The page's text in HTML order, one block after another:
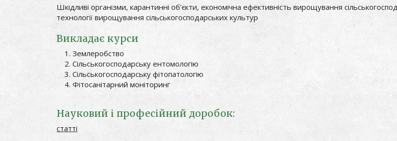
Шкідливі організми, карантинні об’єкти, економічна ефективність вирощування
технології вирощування сільськогосподарських культур
Викладає курси
Землеробство
Сільськогосподарську ентомологію
Сільськогосподарську фітопатологію
Фітосанітарний моніторинг
Науковий і професійний доробок:
статті